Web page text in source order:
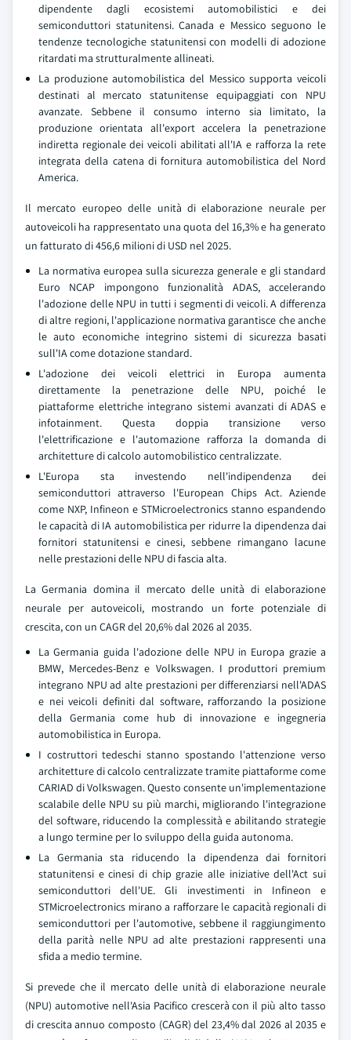
dipendente dagli ecosistemi automobilistici e dei
semiconduttori statunitensi. Canada e Messico seguono le
tendenze tecnologiche statunitensi con modelli di adozione
ritardati ma strutturalmente allineati.
La produzione automobilistica del Messico supporta veicoli
destinati al mercato statunitense equipaggiati con NPU
avanzate. Sebbene il consumo interno sia limitato, la
produzione orientata all'export accelera la penetrazione
indiretta regionale dei veicoli abilitati all'IA e rafforza la rete
integrata della catena di fornitura automobilistica del Nord
America.
Il mercato europeo delle unità di elaborazione neurale per
autoveicoli ha rappresentato una quota del 16,3% e ha generato
un fatturato di 456,6 milioni di USD nel 2025.
La normativa europea sulla sicurezza generale e gli standard
Euro NCAP impongono funzionalità ADAS, accelerando
l'adozione delle NPU in tutti i segmenti di veicoli. A differenza
di altre regioni, l'applicazione normativa garantisce che anche
le auto economiche integrino sistemi di sicurezza basati
sull'IA come dotazione standard.
L'adozione dei veicoli elettrici in Europa aumenta
direttamente la penetrazione delle NPU, poiché le
piattaforme elettriche integrano sistemi avanzati di ADAS e
infotainment. Questa doppia transizione verso
l'elettrificazione e l'automazione rafforza la domanda di
architetture di calcolo automobilistico centralizzate.
L'Europa sta investendo nell'indipendenza dei
semiconduttori attraverso l'European Chips Act. Aziende
come NXP, Infineon e STMicroelectronics stanno espandendo
le capacità di IA automobilistica per ridurre la dipendenza dai
fornitori statunitensi e cinesi, sebbene rimangano lacune
nelle prestazioni delle NPU di fascia alta.
La Germania domina il mercato delle unità di elaborazione
neurale per autoveicoli, mostrando un forte potenziale di
crescita, con un CAGR del 20,6% dal 2026 al 2035.
La Germania guida l'adozione delle NPU in Europa grazie a
BMW, Mercedes-Benz e Volkswagen. I produttori premium
integrano NPU ad alte prestazioni per differenziarsi nell'ADAS
e nei veicoli definiti dal software, rafforzando la posizione
della Germania come hub di innovazione e ingegneria
automobilistica in Europa.
I costruttori tedeschi stanno spostando l'attenzione verso
architetture di calcolo centralizzate tramite piattaforme come
CARIAD di Volkswagen. Questo consente un'implementazione
scalabile delle NPU su più marchi, migliorando l'integrazione
del software, riducendo la complessità e abilitando strategie
a lungo termine per lo sviluppo della guida autonoma.
La Germania sta riducendo la dipendenza dai fornitori
statunitensi e cinesi di chip grazie alle iniziative dell'Act sui
semiconduttori dell'UE. Gli investimenti in Infineon e
STMicroelectronics mirano a rafforzare le capacità regionali di
semiconduttori per l'automotive, sebbene il raggiungimento
della parità nelle NPU ad alte prestazioni rappresenti una
sfida a medio termine.
Si prevede che il mercato delle unità di elaborazione neurale
(NPU) automotive nell'Asia Pacifico crescerà con il più alto tasso
di crescita annuo composto (CAGR) del 23,4% dal 2026 al 2035 e